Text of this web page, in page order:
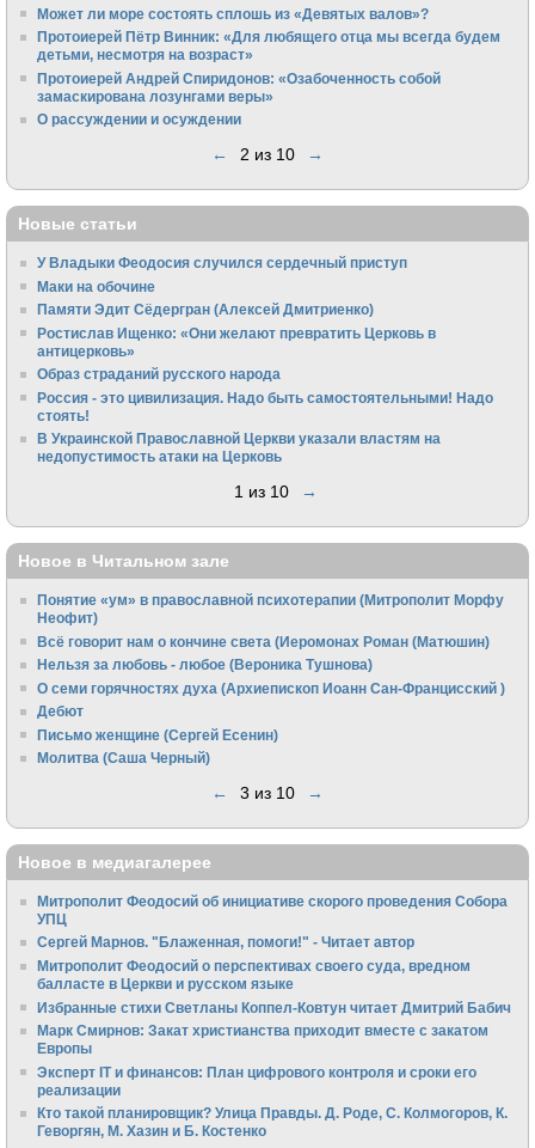
Может ли море состоять сплошь из «Девятых валов»?
Протоиерей Пётр Винник: «Для любящего отца мы всегда будем
детьми, несмотря на возраст»
Протоиерей Андрей Спиридонов: «Озабоченность собой
замаскирована лозунгами веры»
О рассуждении и осуждении
← 2 из 10 →
Новые статьи
У Владыки Феодосия случился сердечный приступ
Маки на обочине
Памяти Эдит Сёдергран (Алексей Дмитриенко)
Ростислав Ищенко: «Они желают превратить Церковь в
антицерковь»
Образ страданий русского народа
Россия - это цивилизация. Надо быть самостоятельными! Надо
стоять!
В Украинской Православной Церкви указали властям на
недопустимость атаки на Церковь
1 из 10 →
Новое в Читальном зале
Понятие «ум» в православной психотерапии (Митрополит Морфу
Неофит)
Всё говорит нам о кончине света (Иеромонах Роман (Матюшин)
Нельзя за любовь - любое (Вероника Тушнова)
О семи горячностях духа (Архиепископ Иоанн Сан-Францисский )
Дебют
Письмо женщине (Сергей Есенин)
Молитва (Саша Черный)
← 3 из 10 →
Новое в медиагалерее
Митрополит Феодосий об инициативе скорого проведения Собора
УПЦ
Сергей Марнов. "Блаженная, помоги!" - Читает автор
Митрополит Феодосий о перспективах своего суда, вредном
балласте в Церкви и русском языке
Избранные стихи Светланы Коппел-Ковтун читает Дмитрий Бабич
Марк Смирнов: Закат христианства приходит вместе с закатом
Европы
Эксперт IT и финансов: План цифрового контроля и сроки его
реализации
Кто такой планировщик? Улица Правды. Д. Роде, С. Колмогоров, К.
Геворгян, М. Хазин и Б. Костенко